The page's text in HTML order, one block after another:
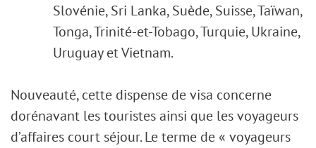
Slovénie, Sri Lanka, Suède, Suisse, Taïwan,
Tonga, Trinité-et-Tobago, Turquie, Ukraine,
Uruguay et Vietnam.
Nouveauté, cette dispense de visa concerne
dorénavant les touristes ainsi que les voyageurs
d’affaires court séjour. Le terme de « voyageurs